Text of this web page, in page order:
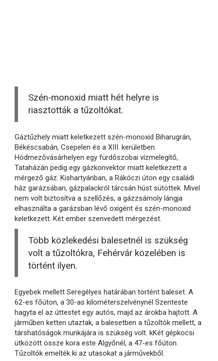
Szén-monoxid miatt hét helyre is
riasztották a tűzoltókat.
Gáztűzhely miatt keletkezett szén-monoxid Biharugrán,
Békéscsabán, Csepelen és a XIII. kerületben.
Hódmezővásárhelyen egy fürdőszobai vízmelegítő,
Tataházán pedig egy gázkonvektor miatt keletkezett a
mérgező gáz. Kishartyánban, a Rákóczi úton egy családi
ház garázsában, gázpalackról tárcsán húst sütöttek. Mivel
nem volt biztosítva a szellőzés, a gázzsámoly lángja
elhasználta a garázsban lévő oxigént és szén-monoxid
keletkezett. Két ember szenvedett mérgezést.
Több közlekedési balesetnél is szükség
volt a tűzoltókra, Fehérvár közelében is
történt ilyen.
Egyebek mellett Seregélyes határában történt baleset. A
62-es főúton, a 30-as kilométerszelvénynél Szenteste
hagyta el az úttestet egy autós, majd az árokba hajtott. A
járműben ketten utaztak, a balesetben a tűzoltók mellett, a
társhatóságok munkájára is szükség volt. kKét gépkocsi
ütközött össze kora este Algyőnél, a 47-es főúton.
Tűzoltók emelték ki az utasokat a járművekből.